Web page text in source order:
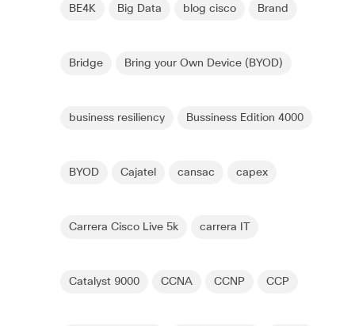
BE4K Big Data blog cisco Brand
Bridge Bring your Own Device (BYOD)
business resiliency Bussiness Edition 4000
BYOD Cajatel cansac capex
Carrera Cisco Live 5k carrera IT
Catalyst 9000 CCNA CCNP CCP